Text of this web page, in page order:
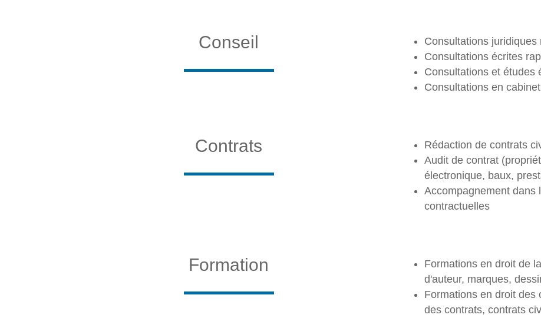
Conseil
Consultations
Consultations écrites
Consultations et études
Consultations en
Contrats
Rédaction de contrats
Audit de contrat
électronique, baux,
Accompagnement dans
contractuelles
Formation
Formations en droit de
d'auteur, marques,
Formations en droit des
des contrats, contrats